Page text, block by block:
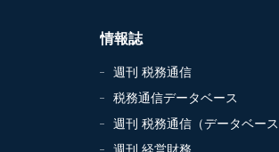
情報誌
週刊 税務通信
税務通信データベース
週刊 税務通信（データベース